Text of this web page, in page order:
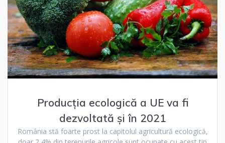
Producția ecologică a UE va fi
dezvoltată și în 2021
România stă foarte prost la capitolul agricultură ecologică,